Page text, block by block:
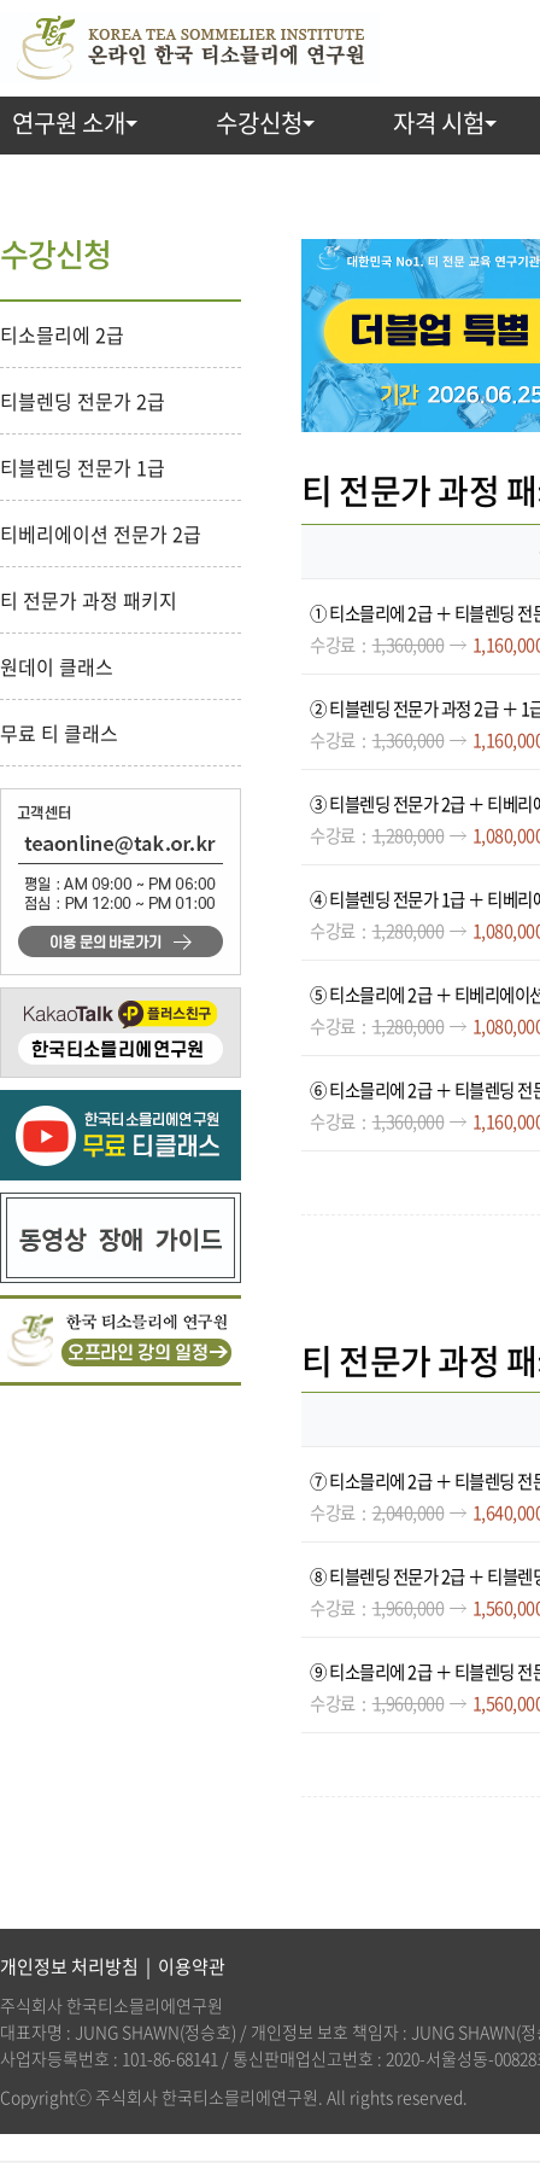
연구원 소개 수강신청 자격 시험
티 전문가 과정
① 티소믈리에 2급 ＋ 티블렌딩 전
수강료
1,360,000
② 티블렌딩 전문가 과정 2급 ＋ 1
수강료
1,360,000
③ 티블렌딩 전문가 2급 ＋ 티베리
수강료
1,280,000
④ 티블렌딩 전문가 1급 ＋ 티베리
수강료
1,280,000
⑤ 티소믈리에 2급 ＋ 티베리에이
수강료
1,280,000
⑥ 티소믈리에 2급 ＋ 티블렌딩 전
수강료
1,360,000
⑦ 티소믈리에 2급 ＋ 티블렌딩 전
수강료
2,040,000
⑧ 티블렌딩 전문가 2급 ＋ 티블렌
수강료
1,960,000
⑨ 티소믈리에 2급 ＋ 티블렌딩 전
수강료
1,960,000
티 전문가 과정
수강신청
티소믈리에 2급
티블렌딩 전문가 2급
티블렌딩 전문가 1급
티베리에이션 전문가 2급
티 전문가 과정 패키지
원데이 클래스
무료 티 클래스
개인정보 처리방침 | 이용약관
주식회사 한국티소믈리에연구원
대표자명 : JUNG SHAWN(정승호) / 개인정보 보호 책임자 : JUNG
사업자등록번호 : 101-86-68141 / 통신판매업신고번호 : 2020-서울성동-
Copyrightⓒ 주식회사 한국티소믈리에연구원. All rights reserved.